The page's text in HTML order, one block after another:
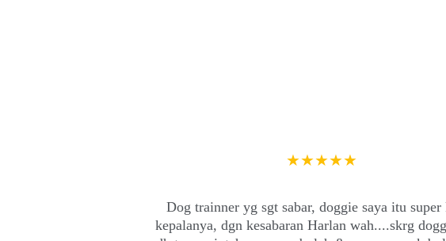
Dog trainner yg sgt sabar, doggie saya itu super
kepalanya, dgn kesabaran Harlan wah....skrg
★★★★★